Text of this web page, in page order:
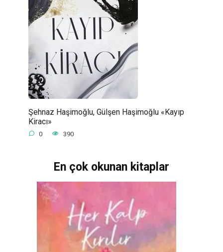
Şehnaz Haşimoğlu, Gülşen Haşimoğlu «Kayıp
Kiracı»
0 390
En çok okunan kitaplar